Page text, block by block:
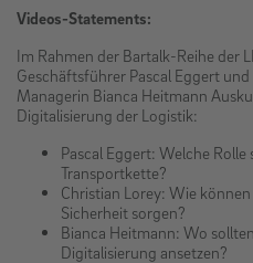
Videos-Statements:
Im Rahmen der Bartalk-Reihe der
Geschäftsführer Pascal Eggert
Managerin Bianca Heitmann
Digitalisierung der Logistik:
Pascal Eggert: Welche
Transportkette?
Christian Lorey: Wie
Sicherheit sorgen?
Bianca Heitmann: Wo
Digitalisierung ansetzen?